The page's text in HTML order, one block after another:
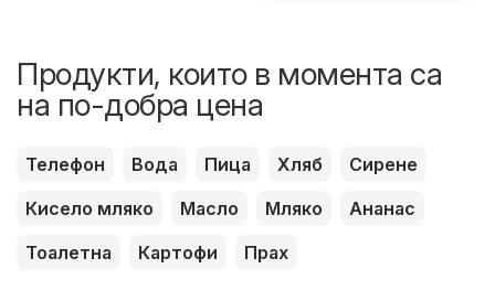
Продукти, които в момента са
на по-добра цена
Телефон Вода Пица Хляб
Сирене
Кисело мляко
Масло Мляко
Ананас
Тоалетна
Картофи Прах